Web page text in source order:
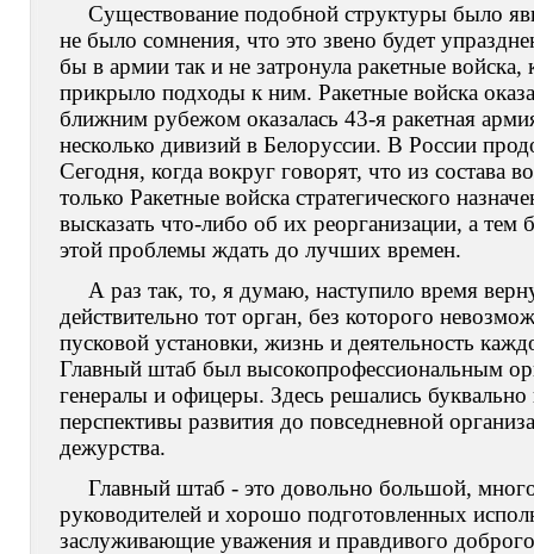
Существование подобной структуры было
не было сомнения, что это звено будет
бы в армии так и не затронула ракетные
прикрыло подходы к ним. Ракетные войска
ближним рубежом оказалась 43-я ракетная
несколько дивизий в Белоруссии. В России
Сегодня, когда вокруг говорят, что из состава
только Ракетные войска стратегического
высказать что-либо об их реорганизации, а тем
этой проблемы ждать до лучших времен.
А раз так, то, я думаю, наступило время
действительно тот орган, без которого
пусковой установки, жизнь и деятельность
Главный штаб был высокопрофессиональным
генералы и офицеры. Здесь решались
перспективы развития до повседневной
дежурства.
Главный штаб - это довольно большой,
руководителей и хорошо подготовленных
заслуживающие уважения и правдивого